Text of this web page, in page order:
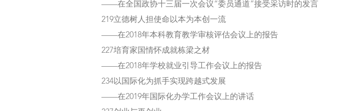
——在全国政协十三届一次会议“委员通道”接受采访时的发言
219立德树人担使命以本为本创一流
——在2018年本科教育教学审核评估会议上的报告
227培育家国情怀成就栋梁之材
——在2018年学校就业引导工作会议上的报告
234以国际化为抓手实现跨越式发展
——在2019年国际化办学工作会议上的讲话